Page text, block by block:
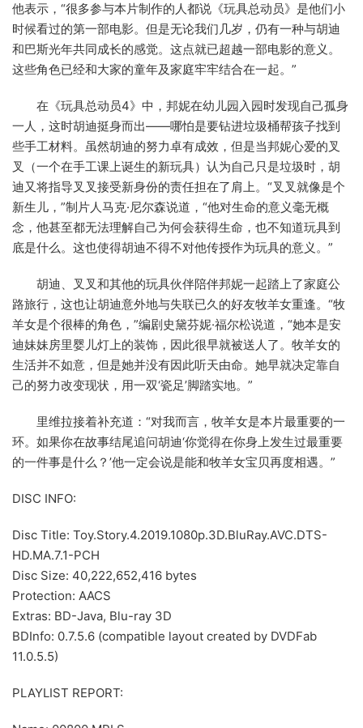
他表示，“很多参与本片制作的人都说《玩具总动员》是他们小
时候看过的第一部电影。但是无论我们几岁，仍有一种与胡迪
和巴斯光年共同成长的感觉。这点就已超越一部电影的意义。
这些角色已经和大家的童年及家庭牢牢结合在一起。”
在《玩具总动员4》中，邦妮在幼儿园入园时发现自己孤身
一人，这时胡迪挺身而出——哪怕是要钻进垃圾桶帮孩子找到
些手工材料。虽然胡迪的努力卓有成效，但是当邦妮心爱的叉
叉（一个在手工课上诞生的新玩具）认为自己只是垃圾时，胡
迪又将指导叉叉接受新身份的责任担在了肩上。“叉叉就像是个
新生儿，”制片人马克·尼尔森说道，“他对生命的意义毫无概
念，他甚至都无法理解自己为何会获得生命，也不知道玩具到
底是什么。这也使得胡迪不得不对他传授作为玩具的意义。”
胡迪、叉叉和其他的玩具伙伴陪伴邦妮一起踏上了家庭公
路旅行，这也让胡迪意外地与失联已久的好友牧羊女重逢。“牧
羊女是个很棒的角色，”编剧史黛芬妮·福尔松说道，“她本是安
迪妹妹房里婴儿灯上的装饰，因此很早就被送人了。牧羊女的
生活并不如意，但是她并没有因此听天由命。她早就决定靠自
己的努力改变现状，用一双‘瓷足’脚踏实地。”
里维拉接着补充道：“对我而言，牧羊女是本片最重要的一
环。如果你在故事结尾追问胡迪‘你觉得在你身上发生过最重要
的一件事是什么？’他一定会说是能和牧羊女宝贝再度相遇。”
DISC INFO:
Disc Title: Toy.Story.4.2019.1080p.3D.BluRay.AVC.DTS-
HD.MA.7.1-PCH
Disc Size: 40,222,652,416 bytes
Protection: AACS
Extras: BD-Java, Blu-ray 3D
BDInfo: 0.7.5.6 (compatible layout created by DVDFab
11.0.5.5)
PLAYLIST REPORT: